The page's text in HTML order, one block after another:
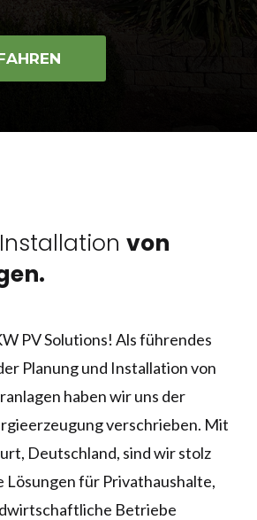
von
PV Solutions! Als führendes
Planung und Installation von
haben wir uns der
verschrieben. Mit
Deutschland, sind wir stolz
Lösungen für Privathaushalte,
Betriebe